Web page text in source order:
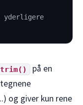
yderligere
trim()
på en
og giver kun rene